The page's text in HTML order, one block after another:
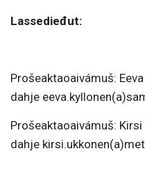
Lassedieđut:
Prošeaktaoaivámuš:
dahje
Prošeaktaoaivámuš:
dahje